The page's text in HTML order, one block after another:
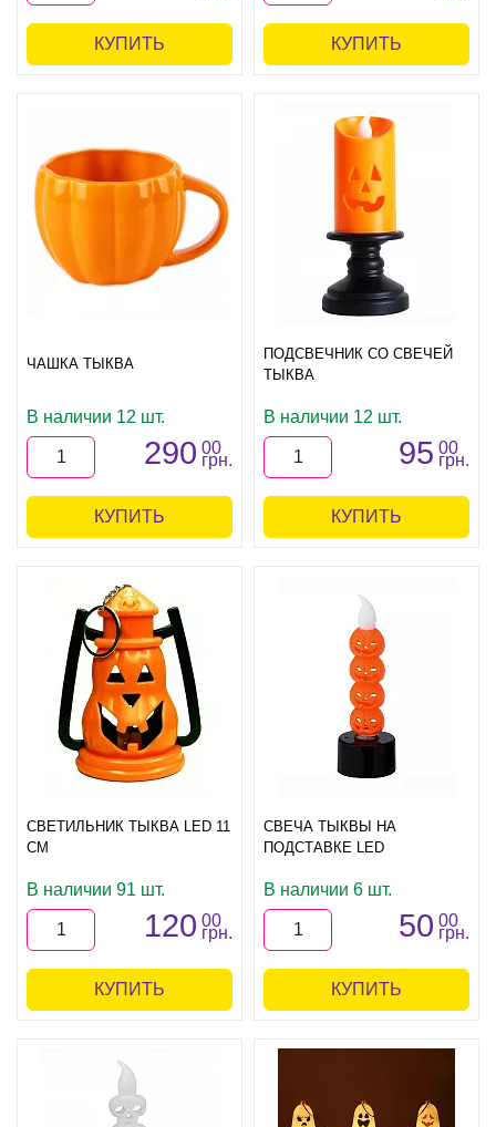
КУПИТЬ КУПИТЬ
ЧАШКА ТЫКВА
В наличии 12 шт.
290 00
грн.
КУПИТЬ
ПОДСВЕЧНИК СО СВЕЧЕЙ
ТЫКВА
В наличии 12 шт.
95 00
грн.
КУПИТЬ
СВЕТИЛЬНИК ТЫКВА LED 11
СМ
В наличии 91 шт.
120 00
грн.
КУПИТЬ
СВЕЧА ТЫКВЫ НА
ПОДСТАВКЕ LED
В наличии 6 шт.
50 00
грн.
КУПИТЬ